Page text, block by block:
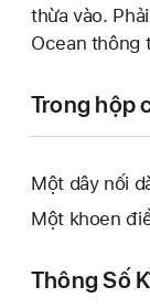
thừa vào.
Ocean thông
Trong hộp
Một dây nối
Một khoen
Thông Số